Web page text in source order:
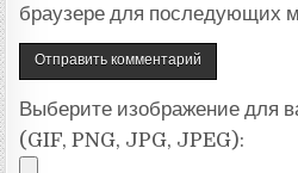
браузере для последующих
Выберите изображение для
(GIF, PNG, JPG, JPEG):